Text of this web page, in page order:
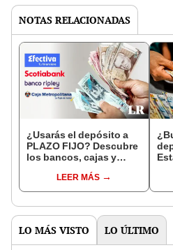
NOTAS RELACIONADAS
¿Usarás el depósito a
PLAZO FIJO? Descubre
los bancos, cajas y
más por tu dinero en
junio
LEER MÁS
LO MÁS VISTO LO ÚLTIMO